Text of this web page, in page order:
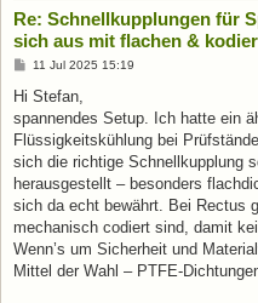
Re: Schnellkupplungen für
sich aus mit flachen &
B
r
a
11 Jul 2025 15:19
Hi Stefan,
spannendes Setup. Ich hatte ein
Flüssigkeitskühlung bei
sich die richtige Schnellkupplung
herausgestellt – besonders
sich da echt bewährt. Bei Rectus
mechanisch codiert sind, damit
Wenn’s um Sicherheit und
Mittel der Wahl – PTFE-